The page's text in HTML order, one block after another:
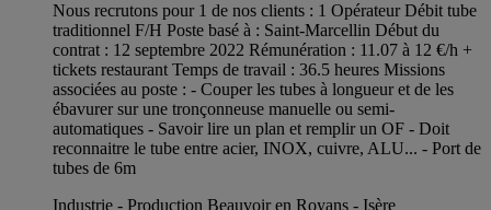
Nous recrutons pour 1 de nos clients : 1 Opérateur Débit tube
traditionnel F/H Poste basé à : Saint-Marcellin Début du
contrat : 12 septembre 2022 Rémunération : 11.07 à 12 €/h +
tickets restaurant Temps de travail : 36.5 heures Missions
associées au poste : - Couper les tubes à longueur et de les
ébavurer sur une tronçonneuse manuelle ou semi-
automatiques - Savoir lire un plan et remplir un OF - Doit
reconnaitre le tube entre acier, INOX, cuivre, ALU... - Port de
tubes de 6m
Industrie - Production Beauvoir en Royans - Isère